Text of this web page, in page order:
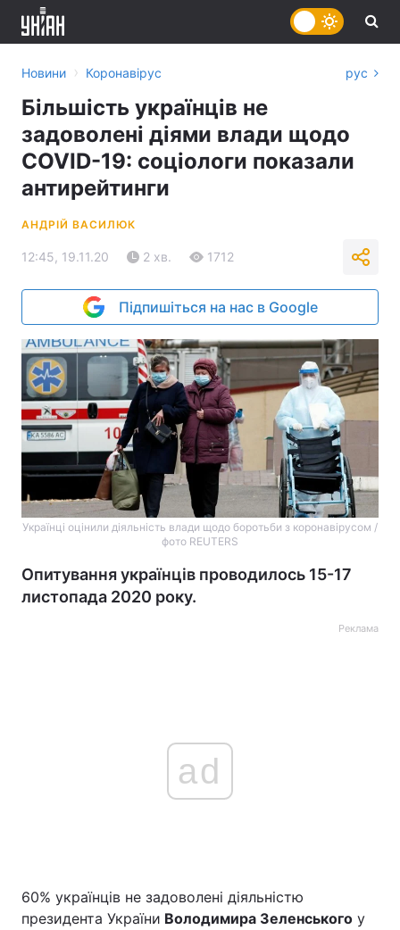
Україна Політика
Новини › Коронавірус рус
Більшість українців не
задоволені діями влади щодо
COVID-19: соціологи показали
антирейтинги
АНДРІЙ ВАСИЛЮК
12:45, 19.11.20 2 хв. 1712
Підпишіться на нас в Google
Українці оцінили діяльність влади щодо боротьби з коронавірусом /
фото REUTERS
Опитування українців проводилось 15-17
листопада 2020 року.
Реклама
ad
60% українців не задоволені діяльністю
президента України Володимира Зеленського у